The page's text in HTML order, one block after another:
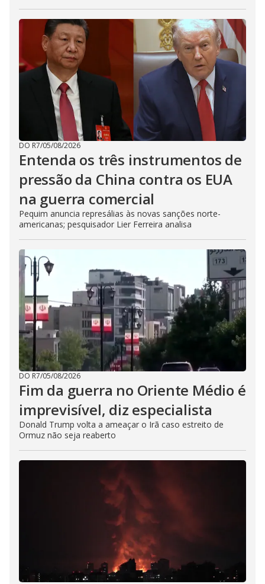
DO R7/05/08/2026
Entenda os três instrumentos de
pressão da China contra os EUA
na guerra comercial
Pequim anuncia represálias às novas sanções norte-
americanas; pesquisador Lier Ferreira analisa
DO R7/05/08/2026
Fim da guerra no Oriente Médio é
imprevisível, diz especialista
Donald Trump volta a ameaçar o Irã caso estreito de
Ormuz não seja reaberto